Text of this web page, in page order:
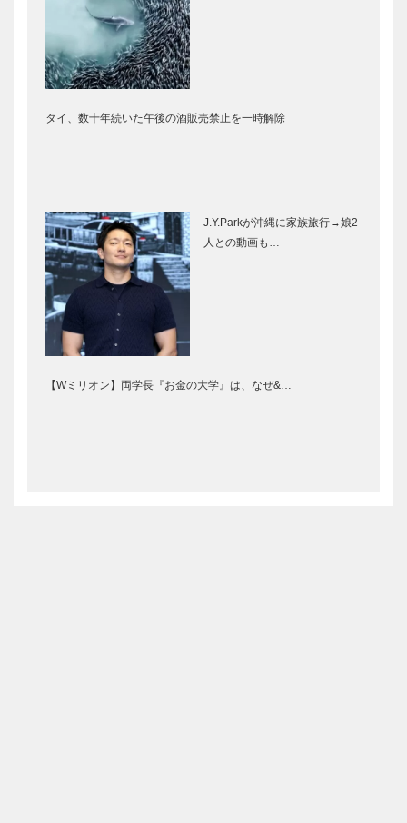
タイ、数十年続いた午後の酒販売禁止を一時解除
J.Y.Parkが沖縄に家族旅行→娘2
人との動画も…
【Wミリオン】両学長『お金の大学』は、なぜ&…